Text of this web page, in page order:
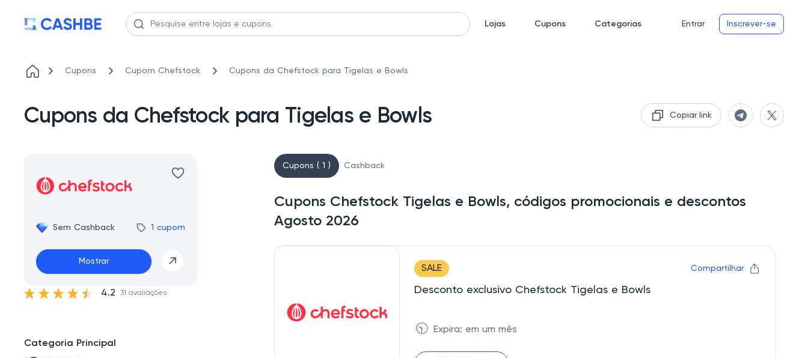
Lojas Cupons Categorias Entrar Inscrever-se
Cupons Cupom Chefstock Cupons da Chefstock para Tigelas e Bowls
Cupons da Chefstock para Tigelas e Bowls Copiar link
Sem Cashback 1 cupom
Mostrar
4.2 31 avaliações
Categoria Principal
Cupons ( 1 ) Cashback
Cupons Chefstock Tigelas e Bowls, códigos promocionais e descontos
Agosto 2026
SALE Compartilhar
Desconto exclusivo Chefstock Tigelas e Bowls
🕥 Expira: em um mês